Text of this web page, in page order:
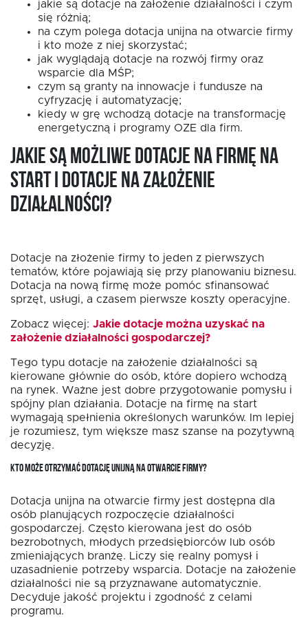
EN
jakie są dotacje na założenie działalności i czym
się różnią;
na czym polega dotacja unijna na otwarcie firmy
i kto może z niej skorzystać;
jak wyglądają dotacje na rozwój firmy oraz
wsparcie dla MŚP;
czym są granty na innowacje i fundusze na
cyfryzację i automatyzację;
kiedy w grę wchodzą dotacje na transformację
energetyczną i programy OZE dla firm.
Jakie są możliwe dotacje na firmę na
start i dotacje na założenie
działalności?
Dotacje na złożenie firmy to jeden z pierwszych
tematów, które pojawiają się przy planowaniu biznesu.
Dotacja na nową firmę może pomóc sfinansować
sprzęt, usługi, a czasem pierwsze koszty operacyjne.
Zobacz więcej: Jakie dotacje można uzyskać na
założenie działalności gospodarczej?
Tego typu dotacje na założenie działalności są
kierowane głównie do osób, które dopiero wchodzą
na rynek. Ważne jest dobre przygotowanie pomysłu i
spójny plan działania. Dotacje na firmę na start
wymagają spełnienia określonych warunków. Im lepiej
je rozumiesz, tym większe masz szanse na pozytywną
decyzję.
KTO MOŻE OTRZYMAĆ DOTACJĘ UNIJNĄ NA OTWARCIE FIRMY?
Dotacja unijna na otwarcie firmy jest dostępna dla
osób planujących rozpoczęcie działalności
gospodarczej. Często kierowana jest do osób
bezrobotnych, młodych przedsiębiorców lub osób
zmieniających branżę. Liczy się realny pomysł i
uzasadnienie potrzeby wsparcia. Dotacje na założenie
działalności nie są przyznawane automatycznie.
Decyduje jakość projektu i zgodność z celami
programu.